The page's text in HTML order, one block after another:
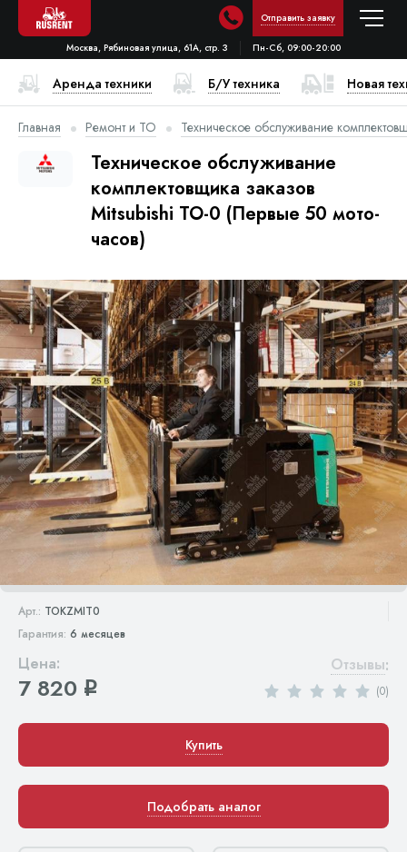
Отправить заявку
Москва, Рябиновая улица, 61А, стр. 3 Пн-Сб, 09:00-20:00
Аренда техники Б/У техника Новая
Главная Ремонт и ТО Техническое обслуживание
Техническое обслуживание
комплектовщика заказов
Mitsubishi ТО-0 (Первые 50 мото-
часов)
Арт.: TOKZMIT0
Гарантия: 6 месяцев
Цена:
7 820 q
Отзывы:
(0)
Купить
Подобрать аналог